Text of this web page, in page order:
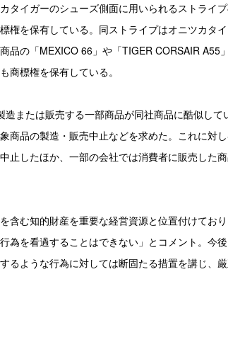
タイガーのシューズ側面に用いられるストライ
権を保有している。同ストライプはオニツカタ
品の「MEXICO 66」や「TIGER CORSAIR A55
商標権を保有している。
造または販売する一部商品が同社商品に酷似し
商品の製造・販売中止などを求めた。これに対
止したほか、一部の会社では消費者に販売した
含む知的財産を重要な経営資源と位置付けてお
為を看過することはできない」とコメント。今
るような行為に対しては断固たる措置を講じ、